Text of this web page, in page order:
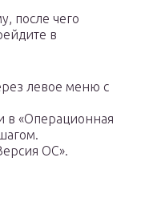
после чего
в
левое меню с
в «Операционная
ОС».